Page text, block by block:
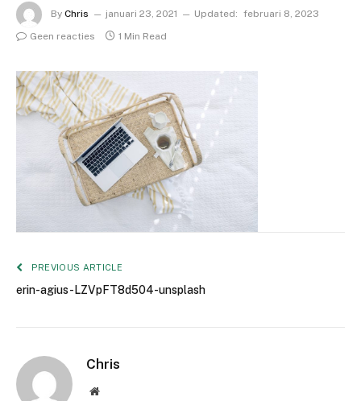
By Chris januari 23, 2021 Updated: februari 8, 2023
Geen reacties
1 Min Read
PREVIOUS ARTICLE
erin-agius-LZVpFT8d504-unsplash
Chris
Website